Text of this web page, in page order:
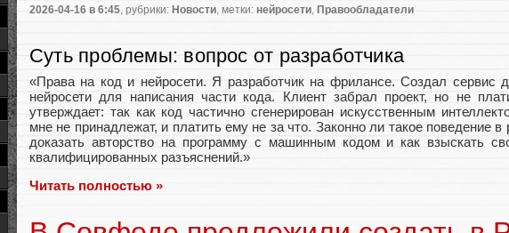
2026-04-16 в 6:45, рубрики: Новости, метки: нейросети, Правообладатели
Суть проблемы: вопрос от разработчика
«Права на код и нейросети. Я разработчик на фрилансе. Создал сервис
нейросети для написания части кода. Клиент забрал проект, но не
утверждает: так как код частично сгенерирован искусственным
мне не принадлежат, и платить ему не за что. Законно ли такое поведение в
доказать авторство на программу с машинным кодом и как взыскать
квалифицированных разъяснений.»
Читать полностью »